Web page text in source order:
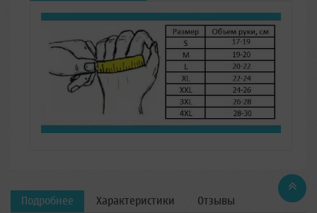
Подробнее Характеристики Отзывы